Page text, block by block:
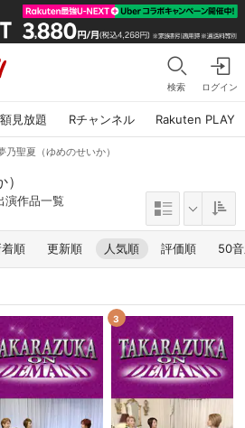
検索 ログイン
見放題 Rチャンネル Rakuten PLAY
乃聖夏（ゆめのせいか）
演作品一覧
着順 更新順 人気順 評価順 50
3